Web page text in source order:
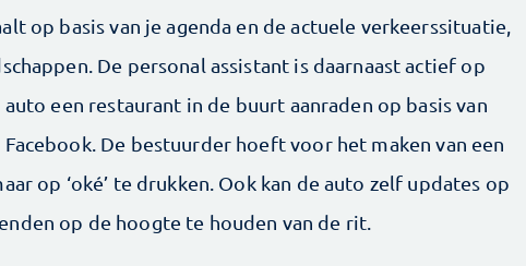
op basis van je agenda en de actuele verkeerssituatie,
De personal assistant is daarnaast actief op
een restaurant in de buurt aanraden op basis van
De bestuurder hoeft voor het maken van een
op ‘oké’ te drukken. Ook kan de auto zelf updates op
op de hoogte te houden van de rit.